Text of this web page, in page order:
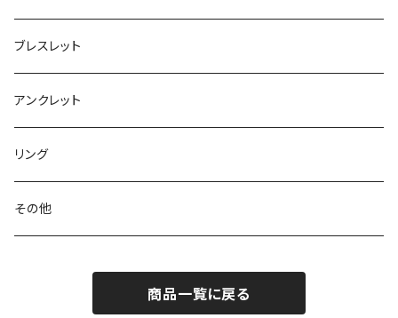
ブレスレット
アンクレット
リング
その他
商品一覧に戻る